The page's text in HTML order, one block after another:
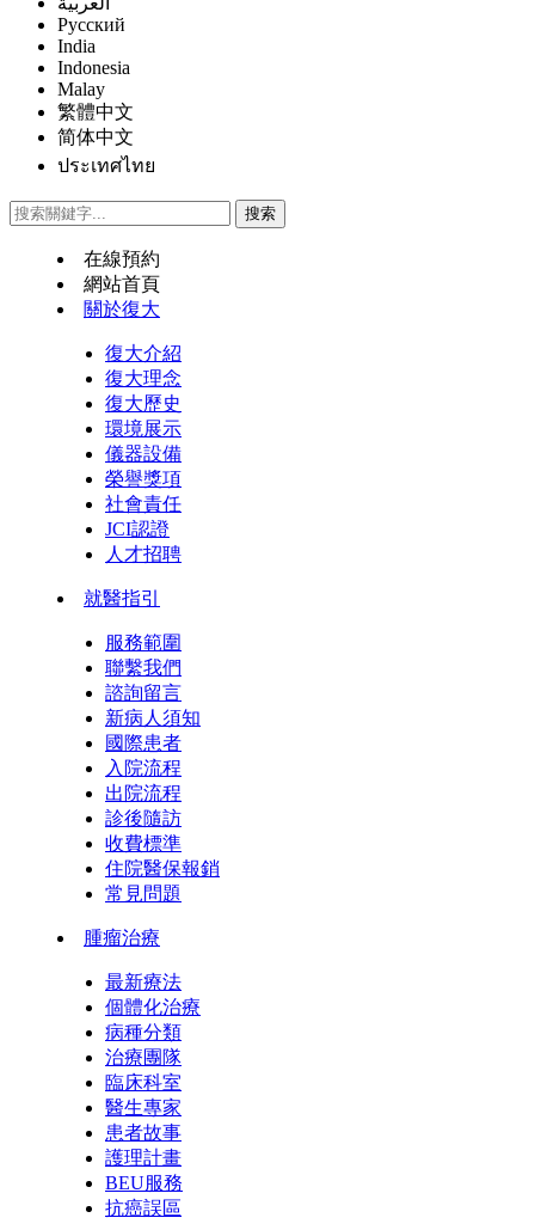
Русский
India
Indonesia
Malay
繁體中文
简体中文
ประเทศไทย
在線預約
網站首頁
關於復大
復大介紹
復大理念
復大歷史
環境展示
儀器設備
榮譽獎項
社會責任
JCI認證
人才招聘
就醫指引
服務範圍
聯繫我們
諮詢留言
新病人須知
國際患者
入院流程
出院流程
診後隨訪
收費標準
住院醫保報銷
常見問題
腫瘤治療
最新療法
個體化治療
病種分類
治療團隊
臨床科室
醫生專家
患者故事
護理計畫
BEU服務
抗癌誤區